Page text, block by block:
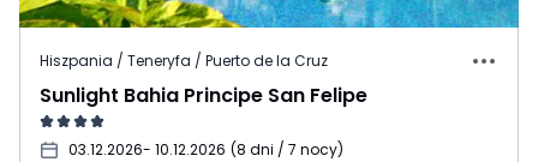
Hiszpania / Teneryfa / Puerto de la Cruz
Sunlight Bahia Principe San Felipe
03.12.2026- 10.12.2026 (8 dni / 7 nocy)